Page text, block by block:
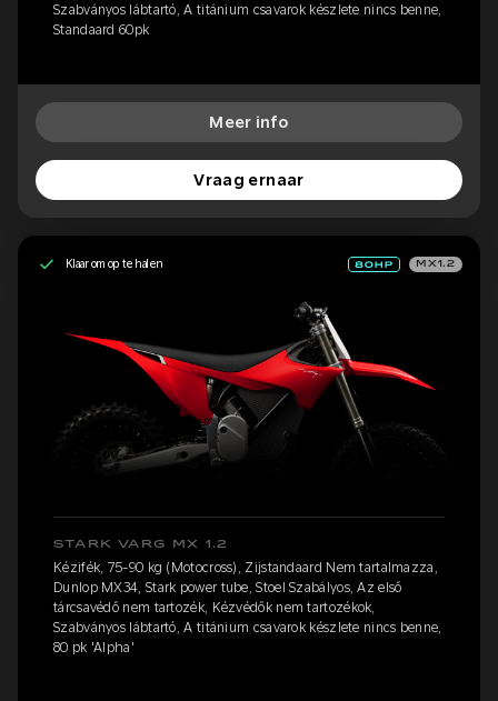
Szabványos lábtartó, A titánium csavarok készlete nincs benne,
Standaard 60pk
Meer info
Vraag ernaar
Klaar om op te halen MX1.2
STARK VARG MX 1.2
Kézifék, 75-90 kg (Motocross), Zijstandaard Nem tartalmazza,
Dunlop MX34, Stark power tube, Stoel Szabályos, Az első
tárcsavédő nem tartozék, Kézvédők nem tartozékok,
Szabványos lábtartó, A titánium csavarok készlete nincs benne,
80 pk 'Alpha'